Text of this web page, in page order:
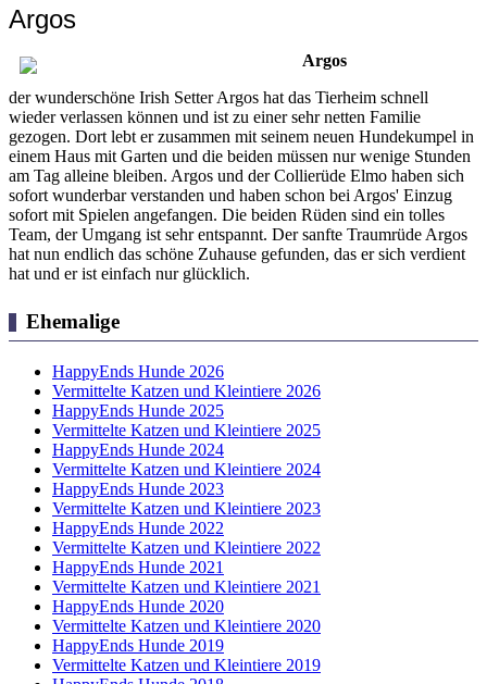
Argos
Argos
der wunderschöne Irish Setter Argos hat das Tierheim schnell
wieder verlassen können und ist zu einer sehr netten Familie
gezogen. Dort lebt er zusammen mit seinem neuen Hundekumpel in
einem Haus mit Garten und die beiden müssen nur wenige Stunden
am Tag alleine bleiben. Argos und der Collierüde Elmo haben sich
sofort wunderbar verstanden und haben schon bei Argos' Einzug
sofort mit Spielen angefangen. Die beiden Rüden sind ein tolles
Team, der Umgang ist sehr entspannt. Der sanfte Traumrüde Argos
hat nun endlich das schöne Zuhause gefunden, das er sich verdient
hat und er ist einfach nur glücklich.
Ehemalige
HappyEnds Hunde 2026
Vermittelte Katzen und Kleintiere 2026
HappyEnds Hunde 2025
Vermittelte Katzen und Kleintiere 2025
HappyEnds Hunde 2024
Vermittelte Katzen und Kleintiere 2024
HappyEnds Hunde 2023
Vermittelte Katzen und Kleintiere 2023
HappyEnds Hunde 2022
Vermittelte Katzen und Kleintiere 2022
HappyEnds Hunde 2021
Vermittelte Katzen und Kleintiere 2021
HappyEnds Hunde 2020
Vermittelte Katzen und Kleintiere 2020
HappyEnds Hunde 2019
Vermittelte Katzen und Kleintiere 2019